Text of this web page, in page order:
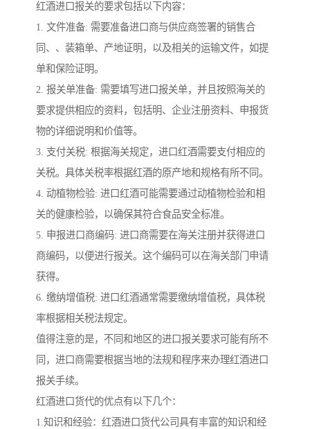
红酒进口报关的要求包括以下内容：
1. 文件准备: 需要准备进口商与供应商签署的销售合
同、、装箱单、产地证明，以及相关的运输文件，如提
单和保险证明。
2. 报关单准备: 需要填写进口报关单，并且按照海关的
要求提供相应的资料，包括明、企业注册资料、申报货
物的详细说明和价值等。
3. 支付关税: 根据海关规定，进口红酒需要支付相应的
关税。具体关税率根据红酒的原产地和规格有所不同。
4. 动植物检验: 进口红酒可能需要通过动植物检验和相
关的健康检验，以确保其符合食品安全标准。
5. 申报进口商编码: 进口商需要在海关注册并获得进口
商编码，以便进行报关。这个编码可以在海关部门申请
获得。
6. 缴纳增值税: 进口红酒通常需要缴纳增值税，具体税
率根据相关税法规定。
值得注意的是，不同和地区的进口报关要求可能有所不
同，进口商需要根据当地的法规和程序来办理红酒进口
报关手续。
红酒进口货代的优点有以下几个：
1.知识和经验：红酒进口货代公司具有丰富的知识和经